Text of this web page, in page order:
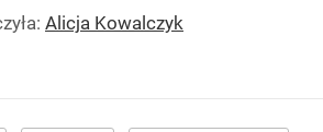
Alicja Kowalczyk